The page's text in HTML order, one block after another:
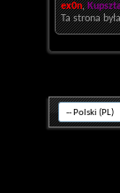
ex0n,
Ta strona